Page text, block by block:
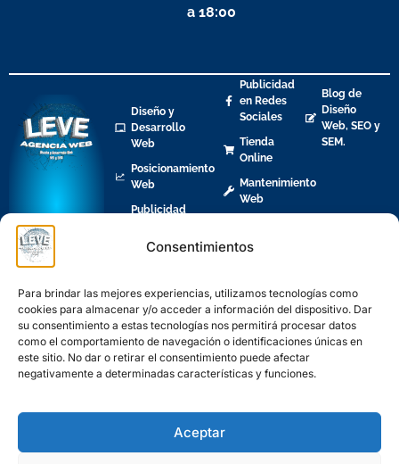
Consentimientos
Para brindar las mejores experiencias, utilizamos tecnologías como
cookies para almacenar y/o acceder a información del dispositivo. Dar
su consentimiento a estas tecnologías nos permitirá procesar datos
como el comportamiento de navegación o identificaciones únicas en
este sitio. No dar o retirar el consentimiento puede afectar
negativamente a determinadas características y funciones.
Aceptar
a 18:00
Diseño y
Desarrollo
Web
Posicionamiento
Web
Publicidad
Buscadores
Web
Publicidad
en Redes
Sociales
Tienda
Online
Mantenimiento
Web
Blog de
Diseño
Web, SEO y
SEM.
Localidades en Madrid
Localidades en Toledo